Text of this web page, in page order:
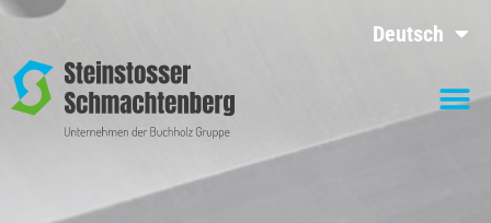
Deutsch